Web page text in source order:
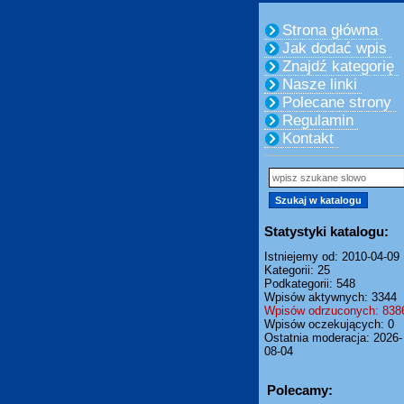
Strona główna
Jak dodać wpis
Znajdź kategorię
Nasze linki
Polecane strony
Regulamin
Kontakt
Statystyki katalogu:
Istniejemy od: 2010-04-09
Kategorii: 25
Podkategorii: 548
Wpisów aktywnych: 3344
Wpisów odrzuconych:
Wpisów oczekujących: 0
Ostatnia moderacja: 2026-
08-04
Polecamy: